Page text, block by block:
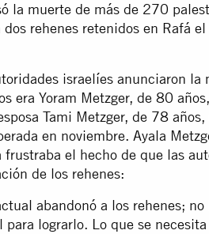
la muerte de más de 270
rehenes retenidos en Rafá
israelíes anunciaron la
era Yoram Metzger, de 80
Tami Metzger, de 78
en noviembre. Ayala
el hecho de que las
de los rehenes:
abandonó a los rehenes;
para lograrlo. Lo que se